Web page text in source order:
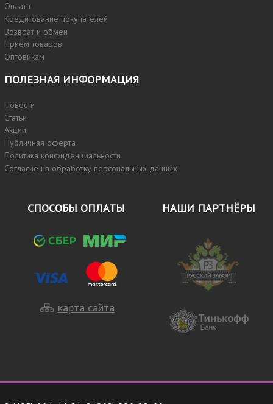
Оплата
Кредитование покупателей
Возврат и обмен
Приём товаров
Оптовикам
ПОЛЕЗНАЯ ИНФОРМАЦИЯ
Новости
Статьи
Акции
Публичная оферта
Политика конфиденциальности
Согласие на обработку персональных данных
СПОСОБЫ ОПЛАТЫ
карта сайта
НАШИ ПАРТНЁРЫ